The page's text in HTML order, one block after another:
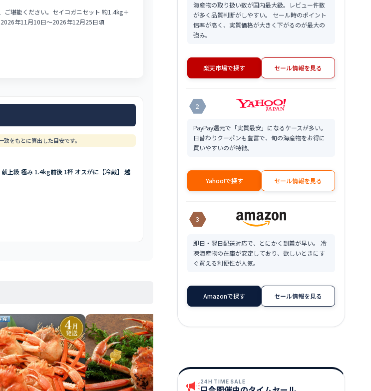
ご堪能ください。セイコガニセット 約1.4kg＋
年11月10日～2026年12月25日頃
をもとに算出した目安です。
上級 極み 1.4kg前後 1杯 オスがに【冷蔵】 越
海産物の取り扱い数が国内最大級。レビュー件数
が多く品質判断がしやすい。 セール時のポイント
倍率が高く、実質価格が大きく下がるのが最大の
強み。
楽天市場で探す セール情報を見る
2
PayPay還元で「実質最安」になるケースが多い。
日替わりクーポンも豊富で、旬の海産物をお得に
買いやすいのが特徴。
Yahoo!で探す セール情報を見る
3
即日・翌日配送対応で、とにかく到着が早い。 冷
凍海産物の在庫が安定しており、欲しいときにす
ぐ買える利便性が人気。
Amazonで探す セール情報を見る
24H TIME SALE